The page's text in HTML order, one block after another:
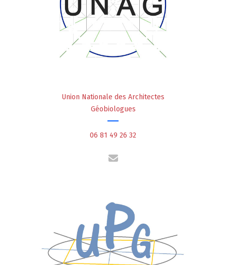
Union Nationale des Architectes
Géobiologues
06 81 49 26 32